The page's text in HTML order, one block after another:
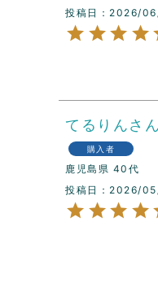
投稿日
2026/
てるりん
購入者
鹿児島県 40代
投稿日
2026/